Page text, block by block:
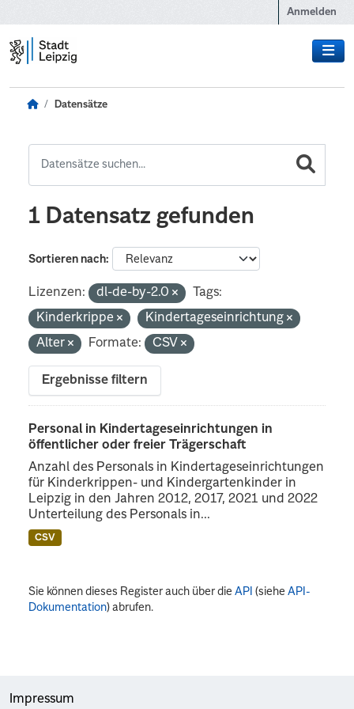
Anmelden
Datensätze
1 Datensatz gefunden
Sortieren nach
Lizenzen: dl-de-by-2.0
Tags:
Kinderkrippe
Kindertageseinrichtung
Alter
Formate: CSV
Ergebnisse filtern
Personal in Kindertageseinrichtungen in
öffentlicher oder freier Trägerschaft
Anzahl des Personals in Kindertageseinrichtungen
für Kinderkrippen- und Kindergartenkinder in
Leipzig in den Jahren 2012, 2017, 2021 und 2022
Unterteilung des Personals in...
CSV
Sie können dieses Register auch über dieAPI (sieheAPI-
Dokumentation) abrufen.
Impressum